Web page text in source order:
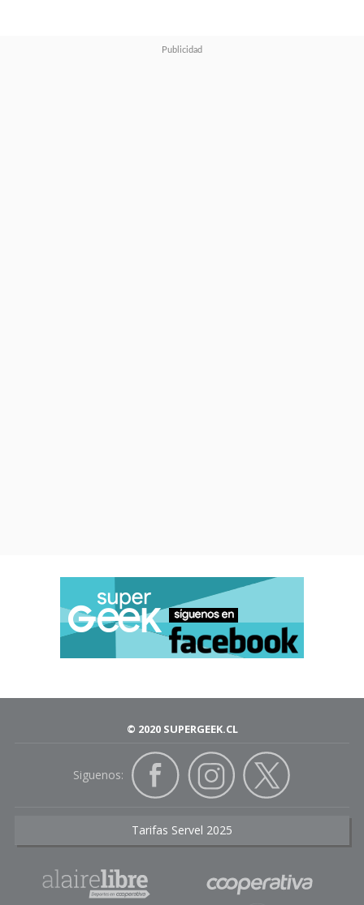
© 2020 SUPERGEEK.CL
Siguenos:
Tarifas Servel 2025